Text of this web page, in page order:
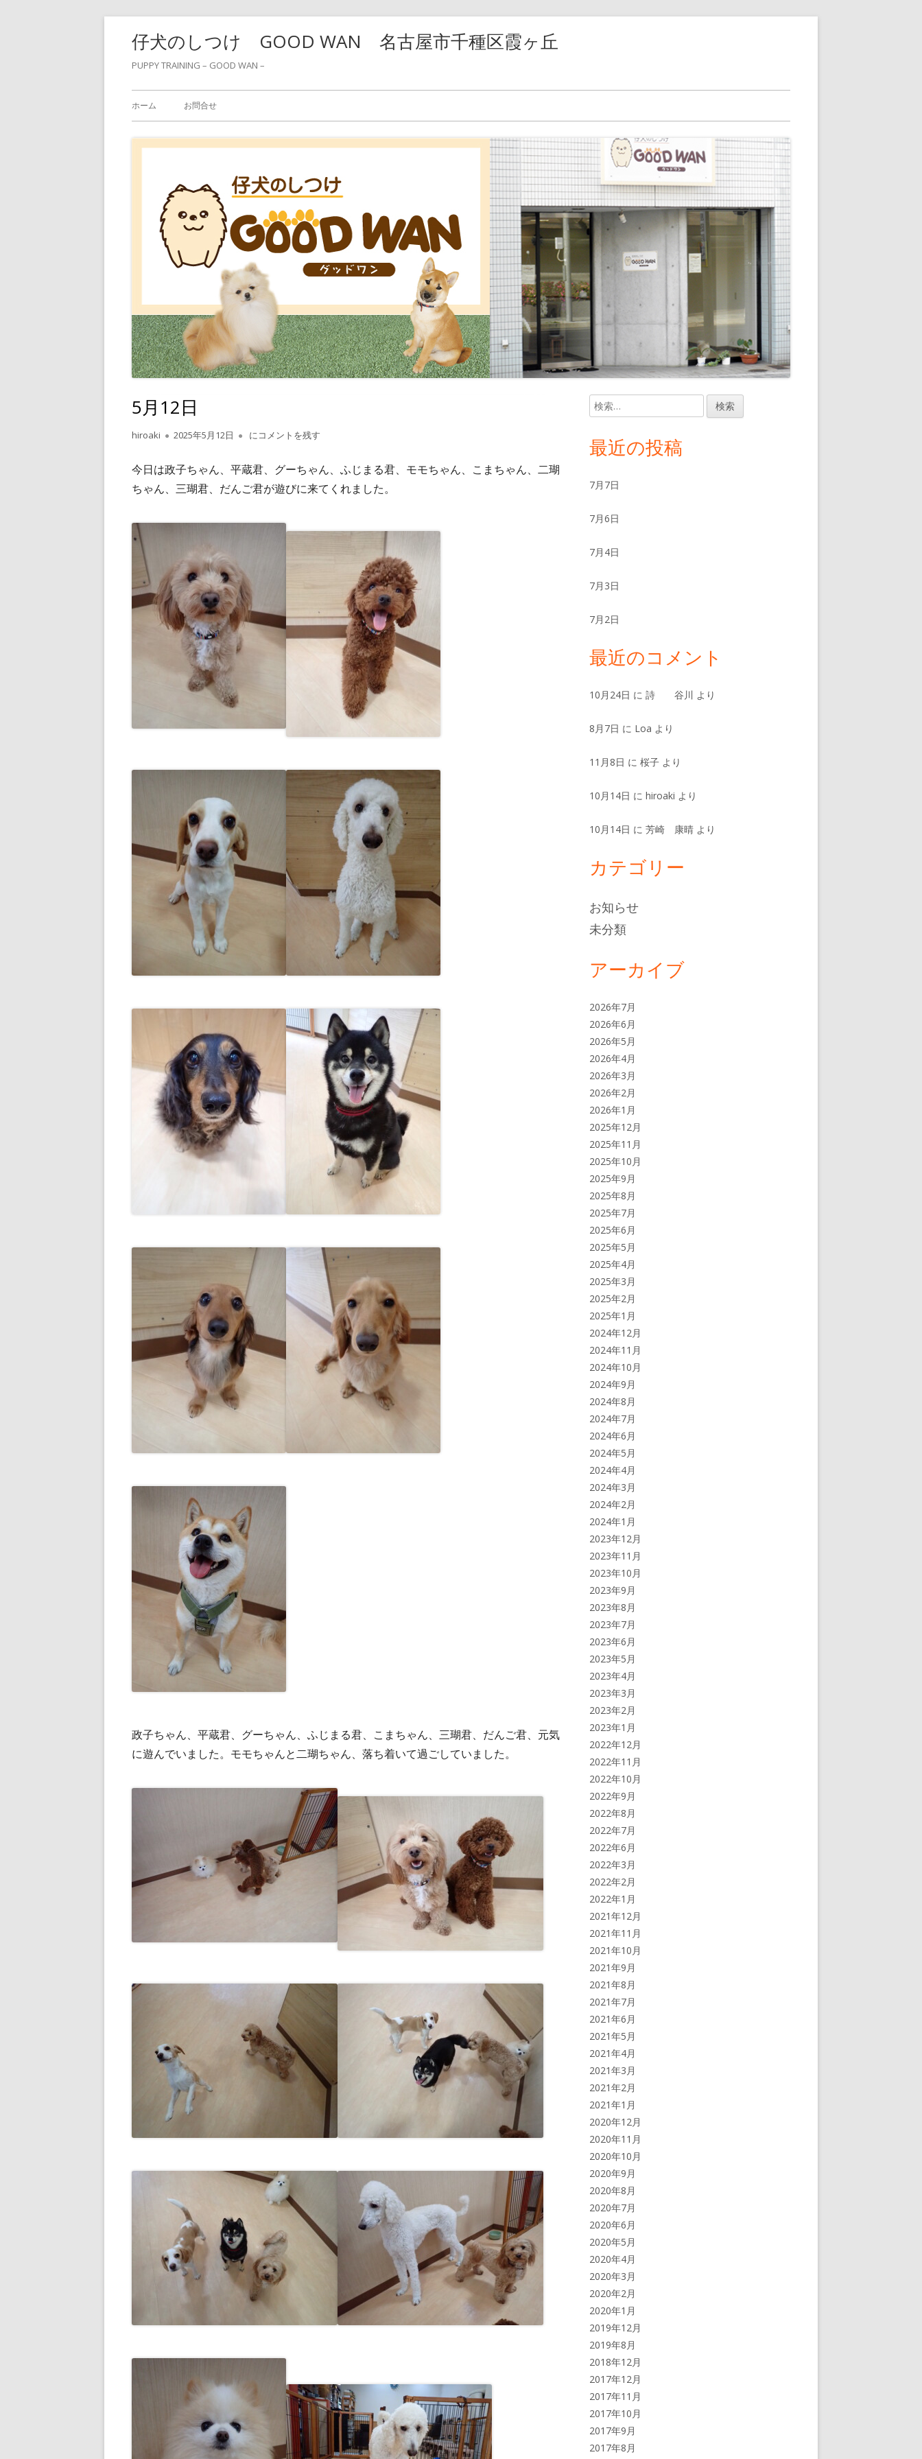
仔犬のしつけ GOOD WAN 名古屋市千種区霞ヶ丘
PUPPY TRAINING – GOOD WAN –
メ
イ
ホーム お問合せ
5月12日
作
者
hiroaki
公
日
2025年5月12日 5月12日
にコメントを残す
今日は政子ちゃん、平蔵君、グーちゃん、ふじまる君、モモちゃん、こまちゃん、二瑚
ちゃん、三瑚君、だんご君が遊びに来てくれました。
政子ちゃん、平蔵君、グーちゃん、ふじまる君、こまちゃん、三瑚君、だんご君、元気
に遊んでいました。モモちゃんと二瑚ちゃん、落ち着いて過ごしていました。
メ
イ
サ
イ
ド
バ
ー
検
索:
最近の投稿
7月7日
7月6日
7月4日
7月3日
7月2日
最近のコメント
10月24日 に詩 谷川 より
8月7日 に Loa より
11月8日 に桜子 より
10月14日 にhiroaki より
10月14日 に芳崎 康晴 より
カテゴリー
お知らせ
未分類
アーカイブ
2026年7月
2026年6月
2026年5月
2026年4月
2026年3月
2026年2月
2026年1月
2025年12月
2025年11月
2025年10月
2025年9月
2025年8月
2025年7月
2025年6月
2025年5月
2025年4月
2025年3月
2025年2月
2025年1月
2024年12月
2024年11月
2024年10月
2024年9月
2024年8月
2024年7月
2024年6月
2024年5月
2024年4月
2024年3月
2024年2月
2024年1月
2023年12月
2023年11月
2023年10月
2023年9月
2023年8月
2023年7月
2023年6月
2023年5月
2023年4月
2023年3月
2023年2月
2023年1月
2022年12月
2022年11月
2022年10月
2022年9月
2022年8月
2022年7月
2022年6月
2022年3月
2022年2月
2022年1月
2021年12月
2021年11月
2021年10月
2021年9月
2021年8月
2021年7月
2021年6月
2021年5月
2021年4月
2021年3月
2021年2月
2021年1月
2020年12月
2020年11月
2020年10月
2020年9月
2020年8月
2020年7月
2020年6月
2020年5月
2020年4月
2020年3月
2020年2月
2020年1月
2019年12月
2019年8月
2018年12月
2017年12月
2017年11月
2017年10月
2017年9月
2017年8月